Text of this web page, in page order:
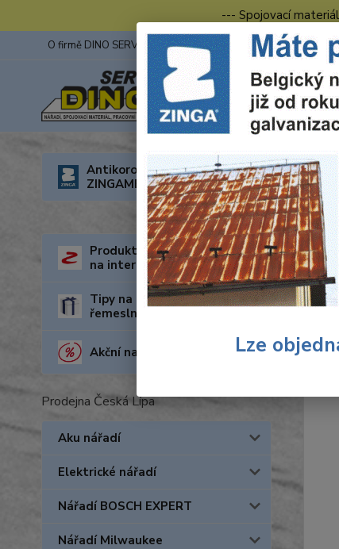
--- Spojovací
O firmě DINO SERVIS s.r.o. ZINGA Fotogalerie z
Antikorozní nátěry
ZINGAMETALL
Produkty za nejnižší cenu
na internetu
Tipy na dárky pro kutily a
řemeslníky
Akční nabídka
Prodejna Česká Lípa
Aku nářadí
Elektrické nářadí
Nářadí BOSCH EXPERT
Nářadí Milwaukee
Úvod
Lze